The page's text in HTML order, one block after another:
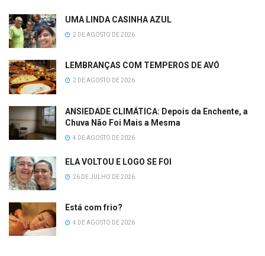
UMA LINDA CASINHA AZUL
2 DE AGOSTO DE 2026
LEMBRANÇAS COM TEMPEROS DE AVÓ
2 DE AGOSTO DE 2026
ANSIEDADE CLIMÁTICA: Depois da Enchente, a
Chuva Não Foi Mais a Mesma
4 DE AGOSTO DE 2026
ELA VOLTOU E LOGO SE FOI
26 DE JULHO DE 2026
Está com frio?
4 DE AGOSTO DE 2026